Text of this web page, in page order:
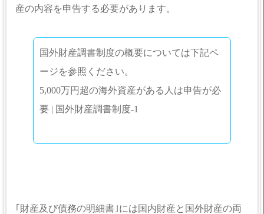
産の内容を申告する必要があります。
国外財産調書制度の概要については下記ペ
ージを参照ください。
5,000万円超の海外資産がある人は申告が必
要 | 国外財産調書制度-1
｢財産及び債務の明細書｣には国内財産と国外財産の両